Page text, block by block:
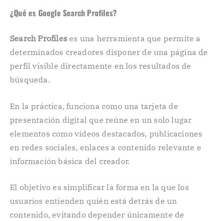
¿Qué es Google Search Profiles?
Search Profiles es una herramienta que permite a
determinados creadores disponer de una página de
perfil visible directamente en los resultados de
búsqueda.
En la práctica, funciona como una tarjeta de
presentación digital que reúne en un solo lugar
elementos como vídeos destacados, publicaciones
en redes sociales, enlaces a contenido relevante e
información básica del creador.
El objetivo es simplificar la forma en la que los
usuarios entienden quién está detrás de un
contenido, evitando depender únicamente de